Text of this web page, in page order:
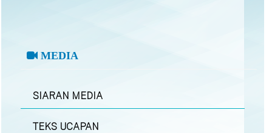
MEDIA
SIARAN MEDIA
TEKS UCAPAN